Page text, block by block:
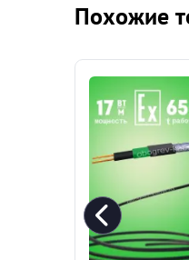
Похожие